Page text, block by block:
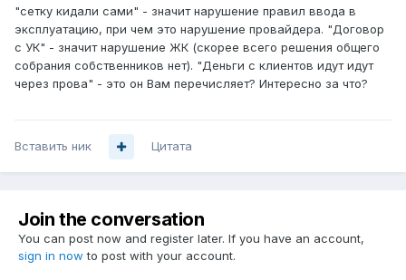
"сетку кидали сами" - значит нарушение правил ввода в
эксплуатацию, при чем это нарушение провайдера. "Договор
с УК" - значит нарушение ЖК (скорее всего решения общего
собрания собственников нет). "Деньги с клиентов идут идут
через прова" - это он Вам перечисляет? Интересно за что?
Вставить ник Цитата
Join the conversation
You can post now and register later. If you have an account,
sign in now to post with your account.